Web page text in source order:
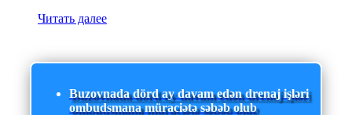
Читать далее
Buzovnada dörd ay davam edən drenaj işləri
ombudsmana müraciətə səbəb olub